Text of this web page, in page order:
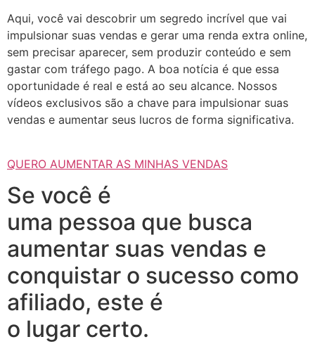
Aqui, você vai descobrir um segredo incrível que vai
impulsionar suas vendas e gerar uma renda extra online,
sem precisar aparecer, sem produzir conteúdo e sem
gastar com tráfego pago. A boa notícia é que essa
oportunidade é real e está ao seu alcance. Nossos
vídeos exclusivos são a chave para impulsionar suas
vendas e aumentar seus lucros de forma significativa.
QUERO AUMENTAR AS MINHAS VENDAS
Se você é
uma pessoa que busca
aumentar suas vendas e
conquistar o sucesso como
afiliado, este é
o lugar certo.